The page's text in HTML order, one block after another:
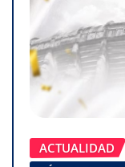
ACTUALIDAD